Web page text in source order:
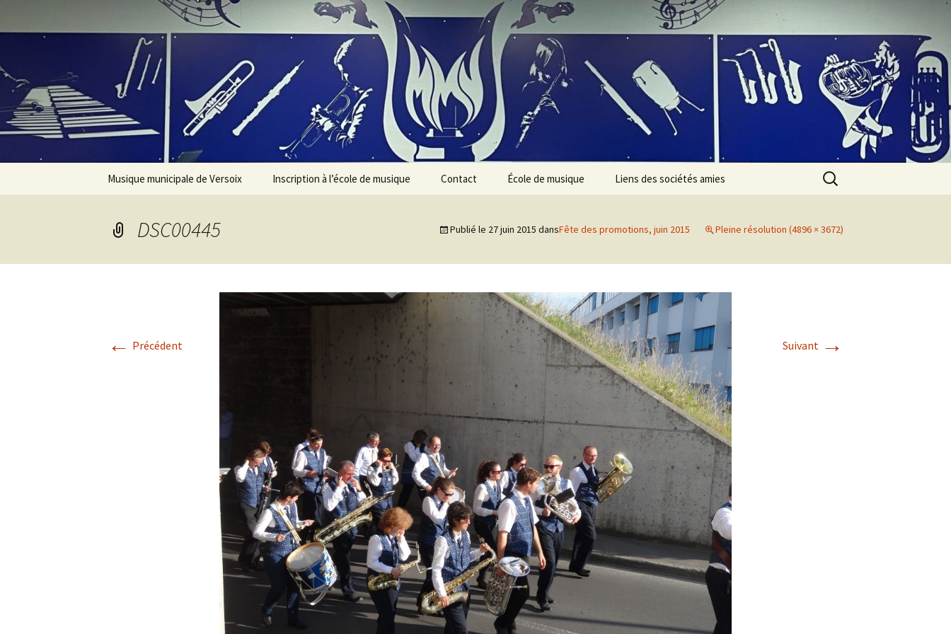
Musique municipale de Versoix Inscription à l’école de musique Contact École de musique Liens des sociétés amies
Rechercher :
DSC00445 Publié le 27 juin 2015 dansFête des promotions, juin 2015 Pleine résolution (4896 × 3672)
← Précédent Suivant →